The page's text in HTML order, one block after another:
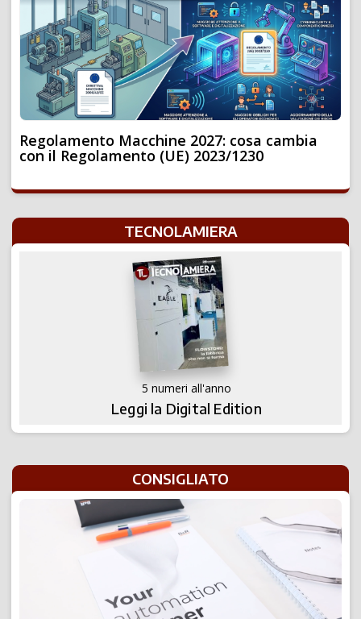
Regolamento Macchine 2027: cosa cambia
con il Regolamento (UE) 2023/1230
TECNOLAMIERA
5 numeri all'anno
Leggi la Digital Edition
CONSIGLIATO